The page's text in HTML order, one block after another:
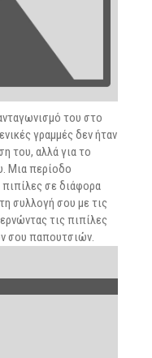
του στο
γραμμές δεν ήταν
του, αλλά για το
Μια περίοδο
σε διάφορα
συλλογή σου με τις
τις πιπίλες
σου παπουτσιών.